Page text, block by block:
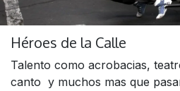
Héroes de la Calle
Talento como acrobacias,
canto y muchos mas que